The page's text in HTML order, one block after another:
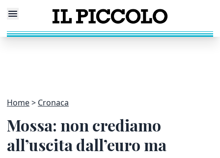
Home Cronaca
Mossa: non crediamo
all’uscita dall’euro ma